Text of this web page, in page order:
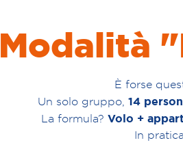
Modalità
È forse
Un solo gruppo, 14
La formula? Volo +
In